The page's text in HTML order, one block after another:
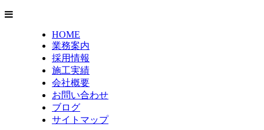
HOME
業務案内
採用情報
施工実績
会社概要
お問い合わせ
ブログ
サイトマップ